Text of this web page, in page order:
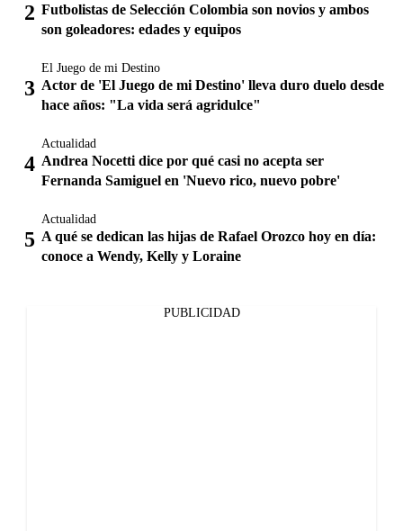
Futbolistas de Selección Colombia son novios y ambos
son goleadores: edades y equipos
El Juego de mi Destino
Actor de 'El Juego de mi Destino' lleva duro duelo desde
hace años: "La vida será agridulce"
Actualidad
Andrea Nocetti dice por qué casi no acepta ser
Fernanda Samiguel en 'Nuevo rico, nuevo pobre'
Actualidad
A qué se dedican las hijas de Rafael Orozco hoy en día:
conoce a Wendy, Kelly y Loraine
PUBLICIDAD